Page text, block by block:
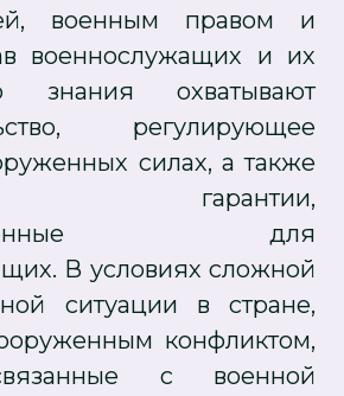
военным правом и
военнослужащих и их
знания охватывают
регулирующее
силах, а также
гарантии,
для
В условиях сложной
ситуации в стране,
конфликтом,
с военной